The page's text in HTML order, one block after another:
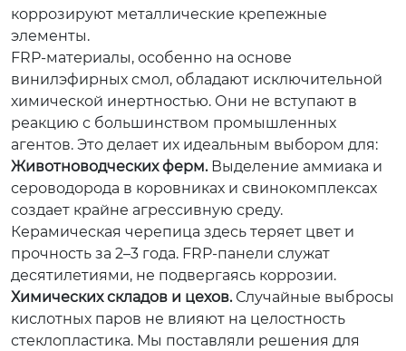
коррозируют металлические крепежные
элементы.
FRP-материалы, особенно на основе
винилэфирных смол, обладают исключительной
химической инертностью. Они не вступают в
реакцию с большинством промышленных
агентов. Это делает их идеальным выбором для:
Животноводческих ферм.Выделение аммиака и
сероводорода в коровниках и свинокомплексах
создает крайне агрессивную среду.
Керамическая черепица здесь теряет цвет и
прочность за 2–3 года. FRP-панели служат
десятилетиями, не подвергаясь коррозии.
Химических складов и цехов.Случайные выбросы
кислотных паров не влияют на целостность
стеклопластика. Мы поставляли решения для